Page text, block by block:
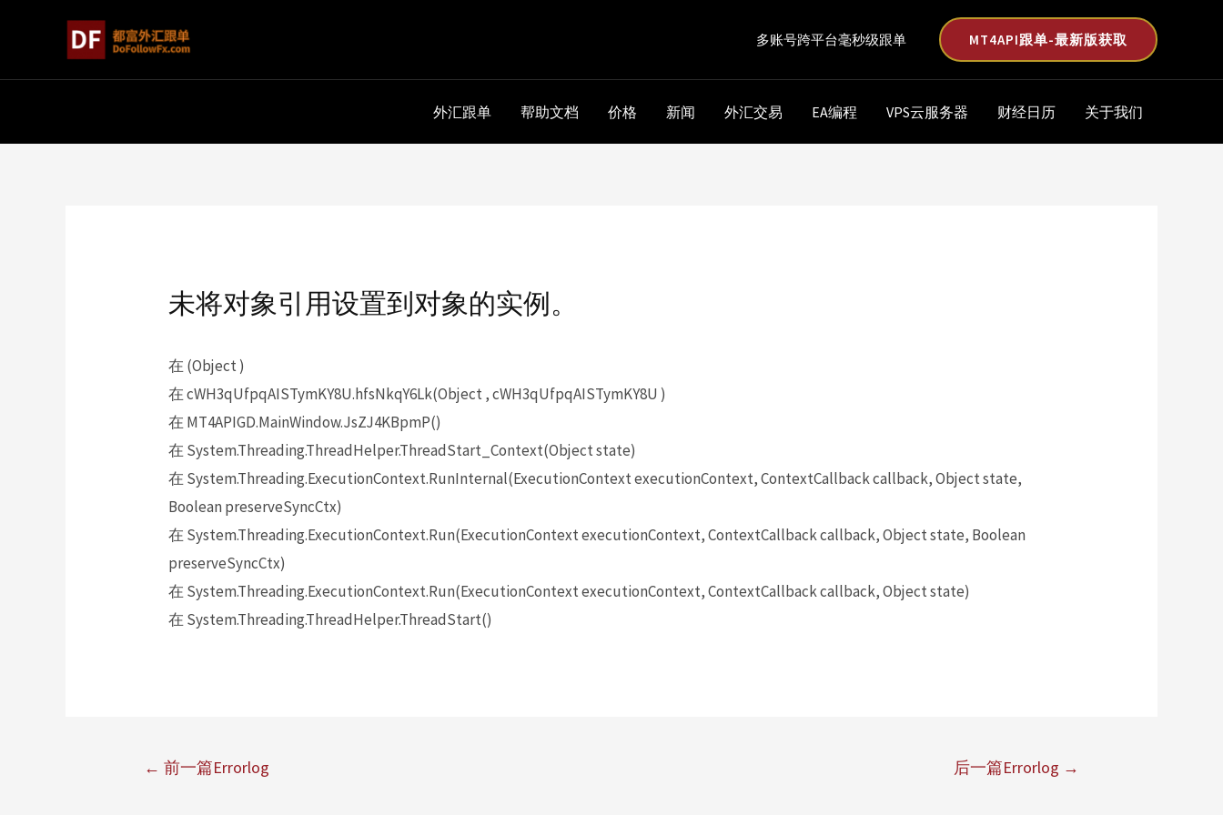
多账号跨平台毫秒级跟单 MT4API跟单-最新版获取
外汇跟单 帮助文档 价格 新闻 外汇交易 EA编程 VPS云服务器 财经日历 关于我们
未将对象引用设置到对象的实例。
在 (Object )
在 cWH3qUfpqAISTymKY8U.hfsNkqY6Lk(Object , cWH3qUfpqAISTymKY8U )
在 MT4APIGD.MainWindow.JsZJ4KBpmP()
在 System.Threading.ThreadHelper.ThreadStart_Context(Object state)
在 System.Threading.ExecutionContext.RunInternal(ExecutionContext executionContext, ContextCallback callback, Object state,
Boolean preserveSyncCtx)
在 System.Threading.ExecutionContext.Run(ExecutionContext executionContext, ContextCallback callback, Object state, Boolean
preserveSyncCtx)
在 System.Threading.ExecutionContext.Run(ExecutionContext executionContext, ContextCallback callback, Object state)
在 System.Threading.ThreadHelper.ThreadStart()
← 前一篇Errorlog 后一篇Errorlog →